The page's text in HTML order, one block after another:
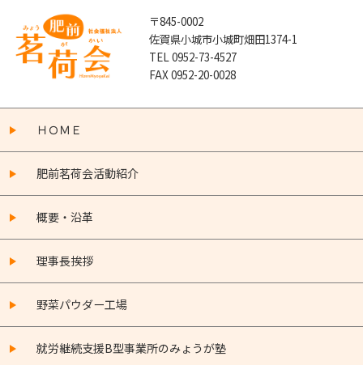
〒845-0002
佐賀県小城市小城町畑田1374-1
TEL 0952-73-4527
FAX 0952-20-0028
ＨＯＭＥ
肥前茗荷会活動紹介
概要・沿革
理事長挨拶
野菜パウダー工場
就労継続支援B型事業所のみょうが塾